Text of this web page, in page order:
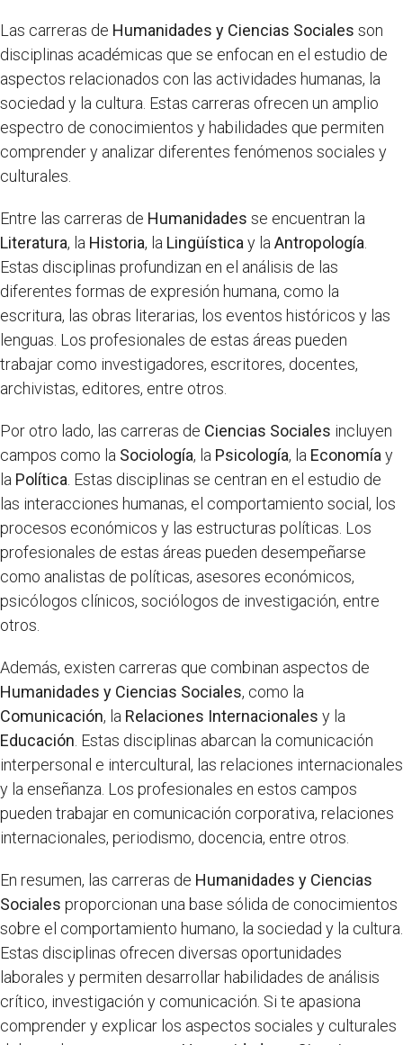
Las carreras de Humanidades y Ciencias Sociales son
disciplinas académicas que se enfocan en el estudio de
aspectos relacionados con las actividades humanas, la
sociedad y la cultura. Estas carreras ofrecen un amplio
espectro de conocimientos y habilidades que permiten
comprender y analizar diferentes fenómenos sociales y
culturales.
Entre las carreras de Humanidades se encuentran la
Literatura, la Historia, la Lingüística y la Antropología
Estas disciplinas profundizan en el análisis de las
diferentes formas de expresión humana, como la
escritura, las obras literarias, los eventos históricos y las
lenguas. Los profesionales de estas áreas pueden
trabajar como investigadores, escritores, docentes,
archivistas, editores, entre otros.
Por otro lado, las carreras de Ciencias Sociales incluyen
campos como la Sociología, la Psicología, la Economía y
la Política . Estas disciplinas se centran en el estudio de
las interacciones humanas, el comportamiento social, los
procesos económicos y las estructuras políticas. Los
profesionales de estas áreas pueden desempeñarse
como analistas de políticas, asesores económicos,
psicólogos clínicos, sociólogos de investigación, entre
otros.
Además, existen carreras que combinan aspectos de
Humanidades y Ciencias Sociales, como la
Comunicación, la Relaciones Internacionales y la
Educación . Estas disciplinas abarcan la comunicación
interpersonal e intercultural, las relaciones internacionales
y la enseñanza. Los profesionales en estos campos
pueden trabajar en comunicación corporativa, relaciones
internacionales, periodismo, docencia, entre otros.
En resumen, las carreras de Humanidades y Ciencias
Sociales proporcionan una base sólida de conocimientos
sobre el comportamiento humano, la sociedad y la cultura.
Estas disciplinas ofrecen diversas oportunidades
laborales y permiten desarrollar habilidades de análisis
crítico, investigación y comunicación. Si te apasiona
comprender y explicar los aspectos sociales y culturales